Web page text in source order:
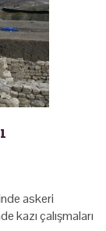
askeri
kazı çalışmaları